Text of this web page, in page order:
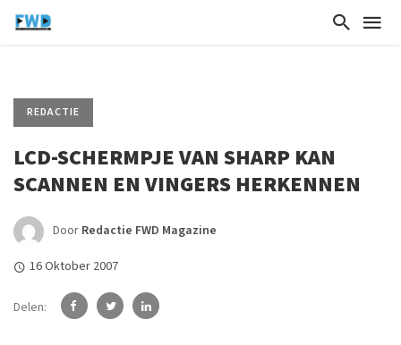
REDACTIE
LCD-SCHERMPJE VAN SHARP KAN
SCANNEN EN VINGERS HERKENNEN
Door Redactie FWD Magazine
16 Oktober 2007
Delen: